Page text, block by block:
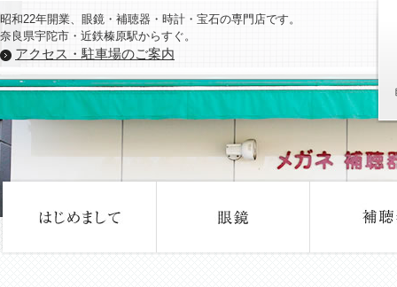
昭和22年開業、眼鏡・補聴器・時計・宝石の専門店です。
奈良県宇陀市・近鉄榛原駅からすぐ。
アクセス・駐車場のご案内